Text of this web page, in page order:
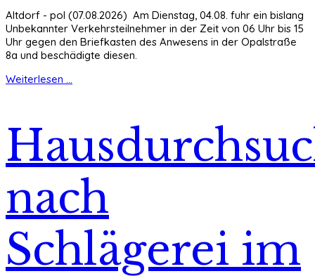
Altdorf - pol (07.08.2026) Am Dienstag, 04.08. fuhr ein bislang
Unbekannter Verkehrsteilnehmer in der Zeit von 06 Uhr bis 15
Uhr gegen den Briefkasten des Anwesens in der Opalstraße
8a und beschädigte diesen.
Weiterlesen ...
nach
Schlägerei im